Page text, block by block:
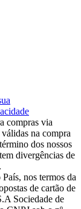
compras via
na compra
dos nossos
divergências de
nos termos da
de cartão de
Sociedade de